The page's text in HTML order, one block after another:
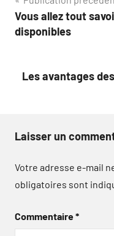
de
Vous allez tout
disponibles
Les avantages
Laisser un
Votre adresse e-mail
obligatoires sont
Commentaire*